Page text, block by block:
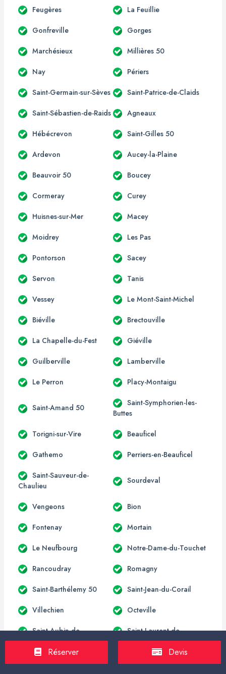
Feugères La Feuillie
Gonfreville Gorges
Marchésieux Millières 50
Nay Périers
Saint-Germain-sur-Sèves Saint-Patrice-de-Claids
Saint-Sébastien-de-Raids Agneaux
Hébécrevon Saint-Gilles 50
Ardevon Aucey-la-Plaine
Beauvoir 50 Boucey
Cormeray Curey
Huisnes-sur-Mer Macey
Moidrey Les Pas
Pontorson Sacey
Servon Tanis
Vessey Le Mont-Saint-Michel
Biéville Brectouville
La Chapelle-du-Fest Giéville
Guilberville Lamberville
Le Perron Placy-Montaigu
Saint-Amand 50
Saint-Symphorien-les-
Buttes
Torigni-sur-Vire Beauficel
Gathemo Perriers-en-Beauficel
Saint-Sauveur-de-
Chaulieu
Sourdeval
Vengeons Bion
Fontenay Mortain
Le Neufbourg Notre-Dame-du-Touchet
Rancoudray Romagny
Saint-Barthélemy 50 Saint-Jean-du-Corail
Villechien Octeville
Saint-Aubin-de-
Terregatte
Saint-Laurent-de-
Terregatte
Digosville Le Mesnil-au-Val
Réserver Devis